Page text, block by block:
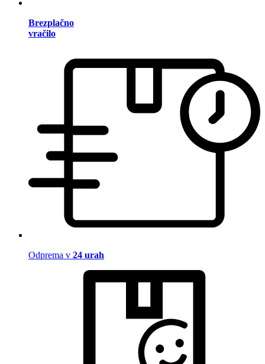
Brezplačno
vračilo
Odprema v 24 urah